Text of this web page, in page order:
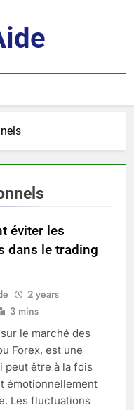
éviter les
dans le trading
2 years
3 mins
le marché des
Forex, est une
peut être à la fois
émotionnellement
Les fluctuations